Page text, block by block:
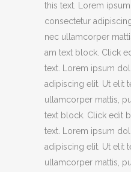
this text. Lorem
consectetur
nec ullamcorper
am text block. Click
text. Lorem ipsum
adipiscing elit. Ut elit
ullamcorper mattis,
text block. Click edit
text. Lorem ipsum
adipiscing elit. Ut elit
ullamcorper mattis,